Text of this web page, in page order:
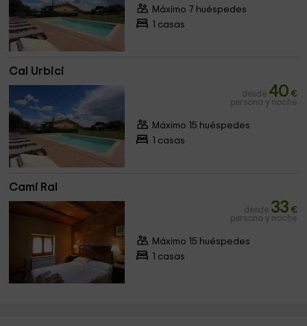
Máximo 7 huéspedes
1 casas
Cal Urbici
desde 40 €
persona y noche
Máximo 15 huéspedes
1 casas
Camí Ral
desde 33 €
persona y noche
Máximo 15 huéspedes
1 casas